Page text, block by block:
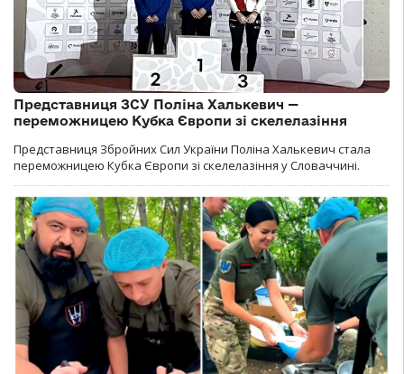
Представниця ЗСУ Поліна Халькевич —
переможницею Кубка Європи зі скелелазіння
Представниця Збройних Сил України Поліна Халькевич стала
переможницею Кубка Європи зі скелелазіння у Словаччині.